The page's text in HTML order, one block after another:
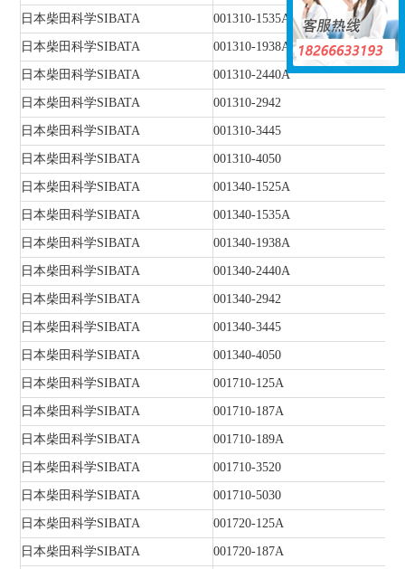
日本柴田科学SIBATA 001310-1535A
日本柴田科学SIBATA 001310-1938A
日本柴田科学SIBATA 001310-2440A
日本柴田科学SIBATA 001310-2942
日本柴田科学SIBATA 001310-3445
日本柴田科学SIBATA 001310-4050
日本柴田科学SIBATA 001340-1525A
日本柴田科学SIBATA 001340-1535A
日本柴田科学SIBATA 001340-1938A
日本柴田科学SIBATA 001340-2440A
日本柴田科学SIBATA 001340-2942
日本柴田科学SIBATA 001340-3445
日本柴田科学SIBATA 001340-4050
日本柴田科学SIBATA 001710-125A
日本柴田科学SIBATA 001710-187A
日本柴田科学SIBATA 001710-189A
日本柴田科学SIBATA 001710-3520
日本柴田科学SIBATA 001710-5030
日本柴田科学SIBATA 001720-125A
日本柴田科学SIBATA 001720-187A